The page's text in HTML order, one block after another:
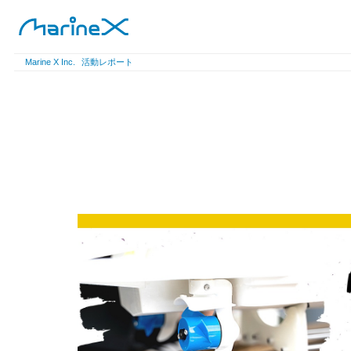
Marine X Inc. 活動レポート